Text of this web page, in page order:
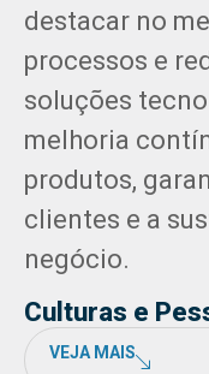
destacar no
processos e
soluções
melhoria
produtos,
clientes e a
negócio.
Culturas e
VEJA MAIS